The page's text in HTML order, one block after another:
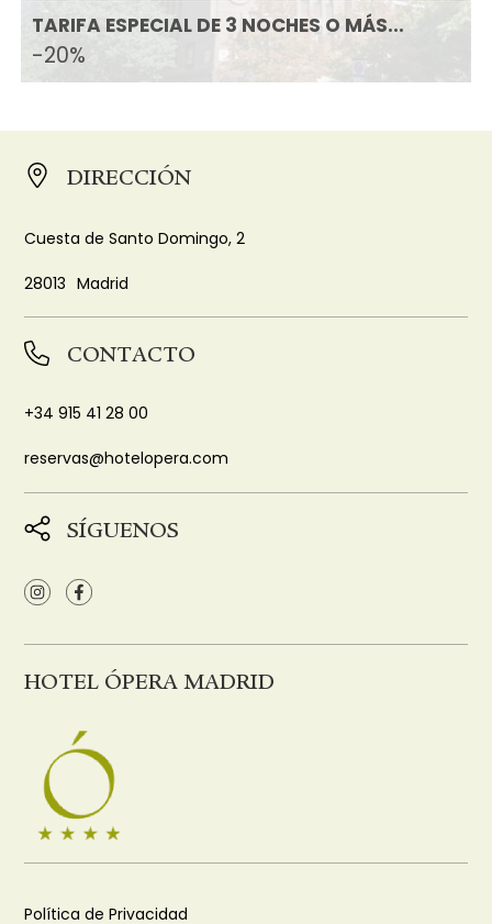
TARIFA ESPECIAL DE 3 NOCHES O MÁS...
-20%
DIRECCIÓN
Cuesta de Santo Domingo, 2
28013 Madrid
CONTACTO
+34 915 41 28 00
reservas@hotelopera.com
SÍGUENOS
HOTEL ÓPERA MADRID
Política de Privacidad